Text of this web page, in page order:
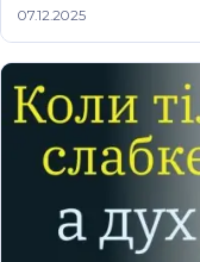
07.12.2025